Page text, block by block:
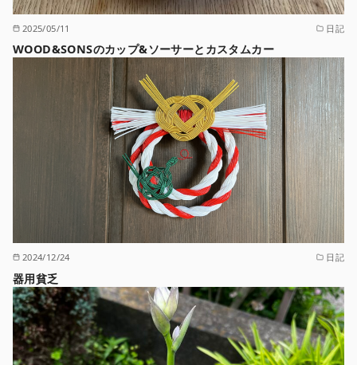
2025/05/11 日記
WOOD&SONSのカップ&ソーサーとカスタムカー
2024/12/24 日記
器用貧乏